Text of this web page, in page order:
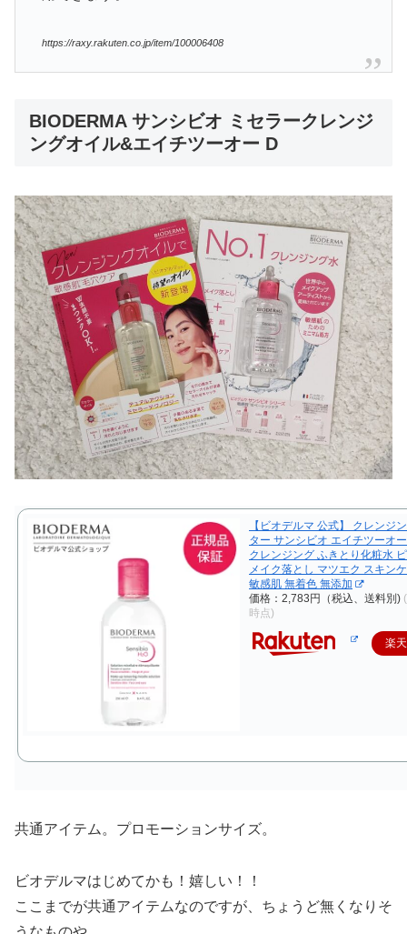
https://raxy.rakuten.co.jp/item/100006408
BIODERMA サンシビオ ミセラークレンジ
ングオイル&エイチツーオー D
【ビオデルマ 公式】 クレンジ
ター サンシビオ エイチツーオ
クレンジング ふきとり化粧水
メイク落とし マツエク スキン
敏感肌 無着色 無添加
価格：2,783円（税込、送料別)
時点)
楽
共通アイテム。プロモーションサイズ。
ビオデルマはじめてかも！嬉しい！！
ここまでが共通アイテムなのですが、ちょうど無くなりそ